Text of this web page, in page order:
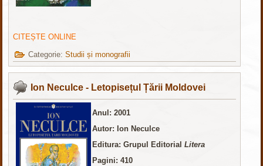
CITEȘTE ONLINE
Categorie:Studii și monografii
Ion Neculce - Letopisețul Țării Moldovei
Anul: 2001
Autor: Ion Neculce
Editura: Grupul EditorialLitera
Pagini: 410